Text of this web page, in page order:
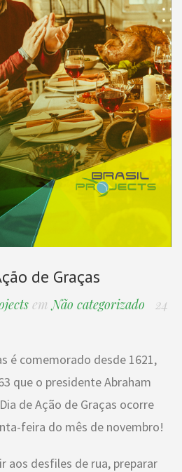
de Graças
em Não categorizado
24
é comemorado desde 1621,
que o presidente Abraham
de Ação de Graças ocorre
feira do mês de novembro!
aos desfiles de rua, preparar